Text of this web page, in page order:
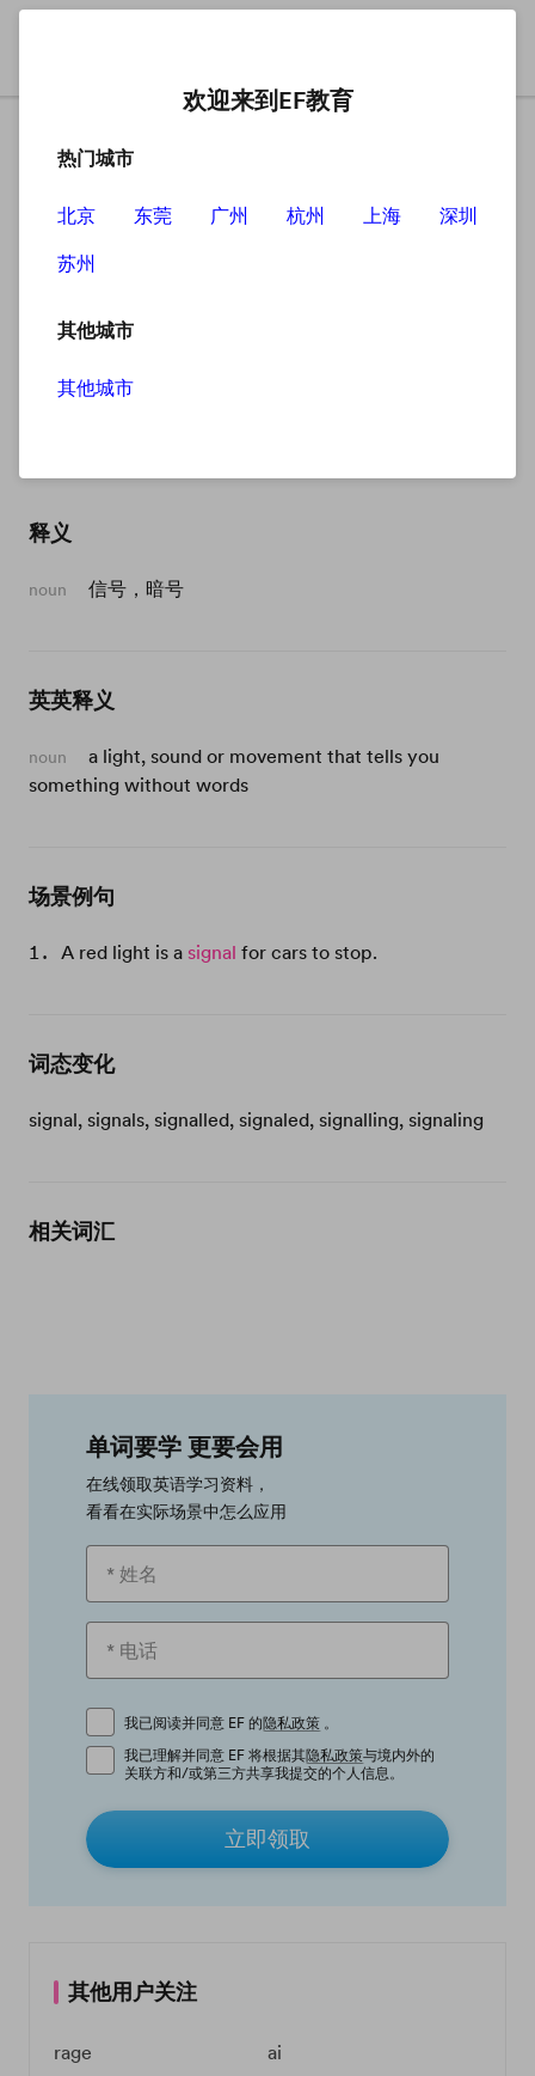
signal
释义
noun 信号，暗号
英英释义
noun
a light, sound or movement that tells you
something without words
场景例句
A red light is a signal for cars to stop.
词态变化
signal, signals, signalled, signaled, signalling, signaling
相关词汇
单词要学 更要会用
在线领取英语学习资料，
看看在实际场景中怎么应用
我已阅读并同意 EF 的隐私政策 。
我已理解并同意 EF 将根据其隐私政策与境内外的
关联方和/或第三方共享我提交的个人信息。
立即领取
其他用户关注
rage
ai
欢迎来到EF教育
热门城市
北京 东莞 广州 杭州 上海
深圳
苏州
其他城市
其他城市